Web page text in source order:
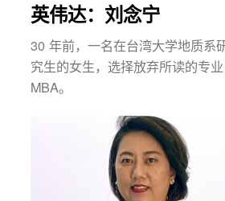
英伟达：刘念宁
30 年前，一名在台湾大学地质系
究生的女生，选择放弃所读的专
MBA。